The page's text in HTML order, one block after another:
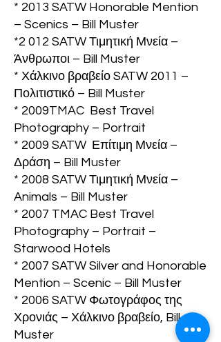
* 2013 SATW Honorable Mention
– Scenics – Bill Muster
*2 012 SATW Τιμητική Μνεία –
Άνθρωποι – Bill Muster
* Χάλκινο βραβείο SATW 2011 –
Πολιτιστικό – Bill Muster
* 2009TMAC Best Travel
Photography – Portrait
* 2009 SATW Επίτιμη Μνεία –
Δράση – Bill Muster
* 2008 SATW Τιμητική Μνεία –
Animals – Bill Muster
* 2007 TMAC Best Travel
Photography – Portrait –
Starwood Hotels
* 2007 SATW Silver and Honorable
Mention – Scenic – Bill Muster
* 2006 SATW Φωτογράφος της
Χρονιάς – Χάλκινο βραβείο, Bill
Muster